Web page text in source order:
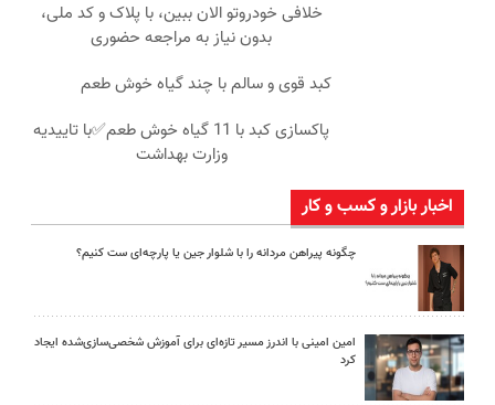
خلافی خودروتو الان ببین، با پلاک و کد ملی،
بدون نیاز به مراجعه حضوری
کبد قوی و سالم با چند گیاه خوش طعم
پاکسازی کبد با 11 گیاه خوش طعم✅با تاییدیه
وزارت بهداشت
اخبار بازار و کسب و کار
چگونه پیراهن مردانه را با شلوار جین یا پارچه‌ای ست کنیم؟
امین امینی با اندرز مسیر تازه‌ای برای آموزش شخصی‌سازی‌شده ایجاد
کرد